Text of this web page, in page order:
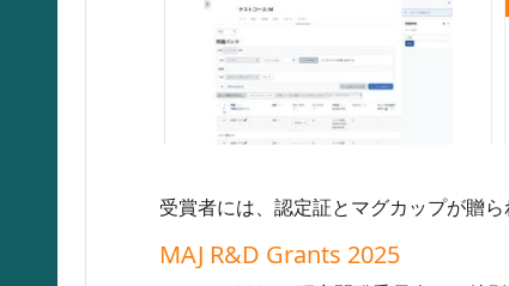
受賞者には、認定証とマグカップが贈
MAJ R&D Grants 2025